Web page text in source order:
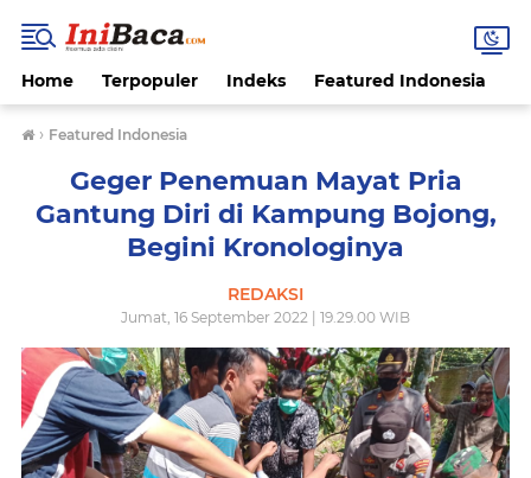
Home Terpopuler Indeks Featured Indonesia
› Featured Indonesia
Geger Penemuan Mayat Pria
Gantung Diri di Kampung Bojong,
Begini Kronologinya
REDAKSI
Jumat, 16 September 2022 | 19.29.00 WIB